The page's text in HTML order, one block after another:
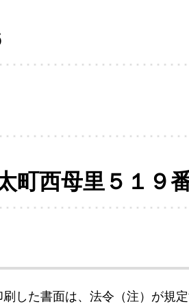
町西母里５１９
した書面は、法令（注）が規